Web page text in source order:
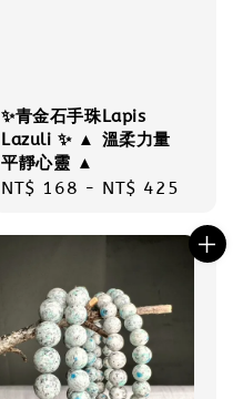
✨青金石手珠Lapis
Lazuli ✨ ▲ 溫柔力量
平靜心靈 ▲
Regular
NT$ 168 - NT$ 425